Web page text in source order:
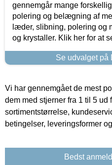
gennemgår mange
polering og belægning af
læder, slibning, polering og
og krystaller. Klik her for at
Se udvalget på
Vi har gennemgået de mest
dem med stjerner fra 1 til 5 ud
sortimentstørrelse,
betingelser, leveringsformer
Bedst